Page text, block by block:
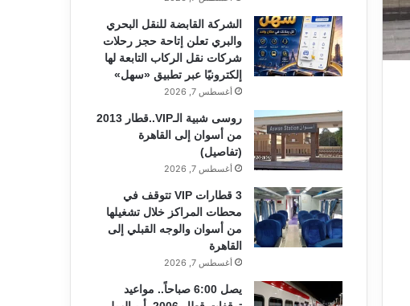
الشركة القابضة للنقل البحري
والبري تعلن إتاحة حجز رحلات
شركات نقل الركاب التابعة لها
إلكترونيًا عبر تطبيق «سهل»
أغسطس 7, 2026
روسى شبية الـVIP..قطار 2013
من أسوان إلى القاهرة
(تفاصيل)
أغسطس 7, 2026
3 قطارات VIP تتوقف في
محطات المراكز خلال تشغيلها
من أسوان والوجه القبلي إلى
القاهرة
أغسطس 7, 2026
يصل 6:00 صباحاً.. مواعيد